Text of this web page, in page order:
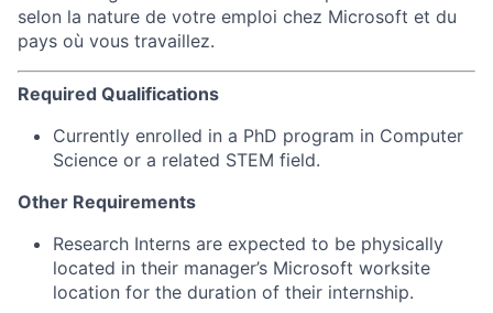
selon la nature de votre emploi chez Microsoft et du
pays où vous travaillez.
Required Qualifications
Currently enrolled in a PhD program in Computer
Science or a related STEM field.
Other Requirements
Research Interns are expected to be physically
located in their manager’s Microsoft worksite
location for the duration of their internship.